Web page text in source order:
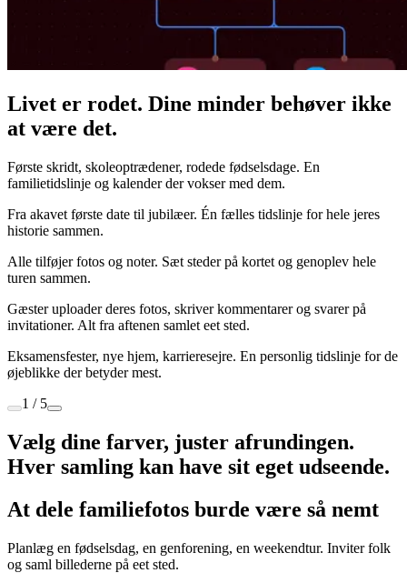
Livet er rodet. Dine minder behøver ikke
at være det.
Første skridt, skoleoptrædener, rodede fødselsdage. En
familietidslinje og kalender der vokser med dem.
Fra akavet første date til jubilæer. Én fælles tidslinje for hele jeres
historie sammen.
Alle tilføjer fotos og noter. Sæt steder på kortet og genoplev hele
turen sammen.
Gæster uploader deres fotos, skriver kommentarer og svarer på
invitationer. Alt fra aftenen samlet eet sted.
Eksamensfester, nye hjem, karrieresejre. En personlig tidslinje for de
øjeblikke der betyder mest.
1 / 5
Vælg dine farver, juster afrundingen.
Hver samling kan have sit eget udseende.
At dele familiefotos burde være så nemt
Planlæg en fødselsdag, en genforening, en weekendtur. Inviter folk
og saml billederne på eet sted.